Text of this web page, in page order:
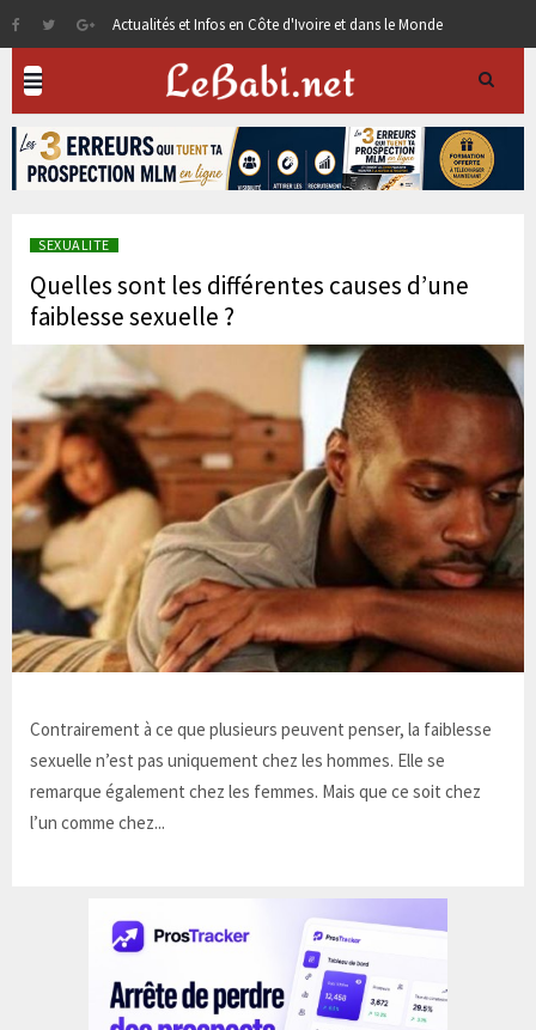
Actualités et Infos en Côte d'Ivoire et dans le Monde
SEXUALITE
Quelles sont les différentes causes d’une
faiblesse sexuelle ?
Contrairement à ce que plusieurs peuvent penser, la faiblesse
sexuelle n’est pas uniquement chez les hommes. Elle se
remarque également chez les femmes. Mais que ce soit chez
l’un comme chez...